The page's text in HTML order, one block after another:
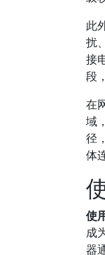
此
扰
接
段
在
域
径
体
使
成
器